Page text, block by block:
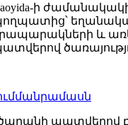
ի
և
մանրամասն